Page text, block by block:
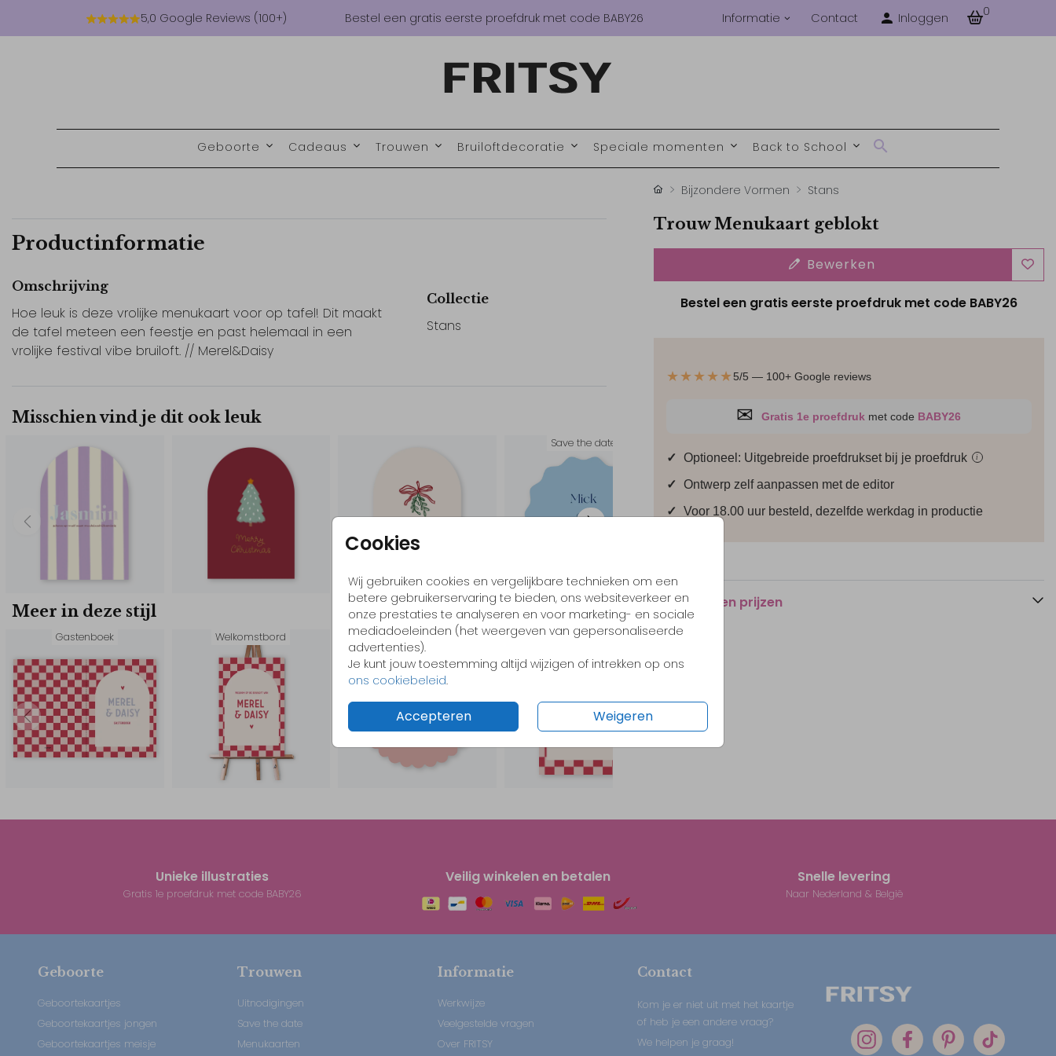
5,0 Google Reviews (100+) Bestel een gratis eerste proefdruk met code BABY26 Informatie Contact Inloggen 0
Geboorte Cadeaus Trouwen Bruiloftdecoratie Speciale momenten Back to School
Cookies
Wij gebruiken cookies en vergelijkbare technieken om een
betere gebruikerservaring te bieden, ons websiteverkeer en
onze prestaties te analyseren en voor marketing- en sociale
mediadoeleinden (het weergeven van gepersonaliseerde
advertenties).
Je kunt jouw toestemming altijd wijzigen of intrekken op ons
ons cookiebeleid.
Accepteren Weigeren
Productinformatie
Omschrijving
Hoe leuk is deze vrolijke menukaart voor op tafel! Dit maakt
de tafel meteen een feestje en past helemaal in een
vrolijke festival vibe bruiloft. // Merel&Daisy
Collectie
Stans
Misschien vind je dit ook leuk
Save the date
Meer in deze stijl
Gastenboek Welkomstbord Extra kaart Uitnodiging
Bijzondere Vormen Stans
Trouw Menukaart geblokt
Bewerken
Bestel een gratis eerste proefdruk met code BABY26
★★★★★5/5 — 100+ Google reviews
✉ Gratis 1e proefdruk met code BABY26
✓ Optioneel: Uitgebreide proefdrukset bij je proefdruk i
✓
Ontwerp zelf aanpassen met de editor
✓
Voor 18.00 uur besteld, dezelfde werkdag in productie
Formaten en prijzen
Unieke illustraties
Gratis 1e proefdruk met code BABY26
Veilig winkelen en betalen Snelle levering
Naar Nederland & België
Geboorte
Geboortekaartjes
Geboortekaartjes jongen
Geboortekaartjes meisje
Trouwen
Uitnodigingen
Save the date
Menukaarten
Informatie
Werkwijze
Veelgestelde vragen
Over FRITSY
Contact
Kom je er niet uit met het kaartje
of heb je een andere vraag?
We helpen je graag!